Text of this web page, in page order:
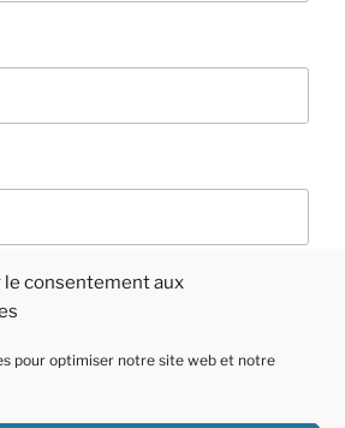
le consentement aux
pour optimiser notre site web et notre